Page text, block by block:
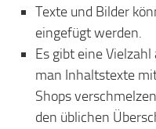
Texte und Bilder
eingefügt werden.
Es gibt eine
man Inhaltstexte
Shops
den üblichen